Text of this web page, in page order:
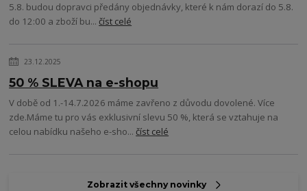
5.8. budou dopravci předány objednávky, které k nám dorazí do 5.8.
do 12:00 a zboží bu...číst celé
23.12.2025
50 % SLEVA na e-shopu
V době od 1.-14.7.2026 máme zavřeno z důvodu dovolené. Více
zde.Máme tu pro vás exklusivní slevu 50 %, která se vztahuje na
celou nabídku našeho e-sho...číst celé
Zobrazit všechny novinky